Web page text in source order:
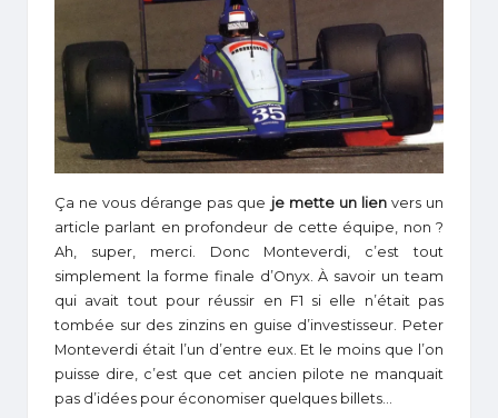
Ça ne vous dérange pas que je mette un lienvers un
article parlant en profondeur de cette équipe, non ?
Ah, super, merci. Donc Monteverdi, c’est tout
simplement la forme finale d’Onyx. À savoir un team
qui avait tout pour réussir en F1 si elle n’était pas
tombée sur des zinzins en guise d’investisseur. Peter
Monteverdi était l’un d’entre eux. Et le moins que l’on
puisse dire, c’est que cet ancien pilote ne manquait
pas d’idées pour économiser quelques billets…